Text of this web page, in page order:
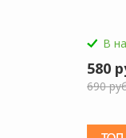
В
580
690